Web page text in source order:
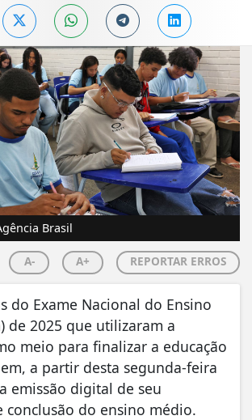
Brasil
A- A+ REPORTAR ERROS
do Exame Nacional do Ensino
de 2025 que utilizaram a
meio para finalizar a educação
a partir desta segunda-feira
emissão digital de seu
conclusão do ensino médio.